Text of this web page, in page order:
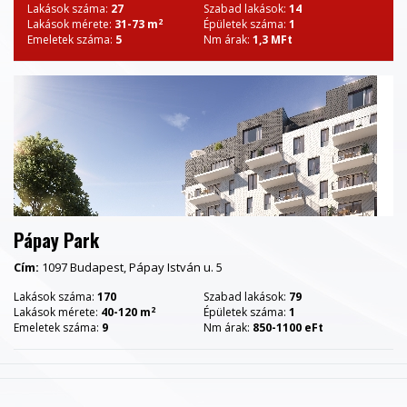
Lakások száma: 27 Szabad lakások: 14
Lakások mérete: 31-73 m2 Épületek száma: 1
Emeletek száma: 5 Nm árak: 1,3 MFt
Pápay Park
Cím: 1097 Budapest, Pápay István u. 5
Lakások száma: 170 Szabad lakások: 79
Lakások mérete: 40-120 m2 Épületek száma: 1
Emeletek száma: 9 Nm árak: 850-1100 eFt